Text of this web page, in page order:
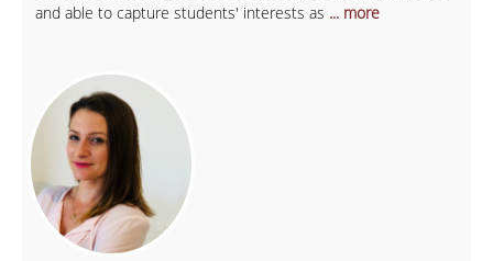
and able to capture students' interests as ... more